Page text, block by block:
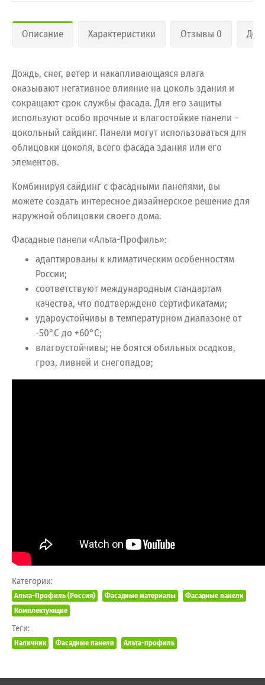
Описание Характеристики Отзывы 0
Дождь, снег, ветер и накапливающаяся влага
оказывают негативное влияние на цоколь здания и
сокращают срок службы фасада. Для его защиты
используют особо прочные и влагостойкие панели –
цокольный сайдинг. Панели могут использоваться для
облицовки цоколя, всего фасада здания или его
элементов.
Комбинируя сайдинг с фасадными панелями, вы
можете создать интересное дизайнерское решение для
наружной облицовки своего дома.
Фасадные панели «Альта-Профиль»:
адаптированы к климатическим особенностям
России;
соответствуют международным стандартам
качества, что подтверждено сертификатами;
удароустойчивы в температурном диапазоне от
-50°С до +60°С;
влагоустойчивы; не боятся обильных осадков,
гроз, ливней и снегопадов;
Категории:
Альта-Профиль (Россия) Фасадные материалы
Фасадные панели
Комплектующие
Теги:
Наличник Фасадные панели Альта-профиль